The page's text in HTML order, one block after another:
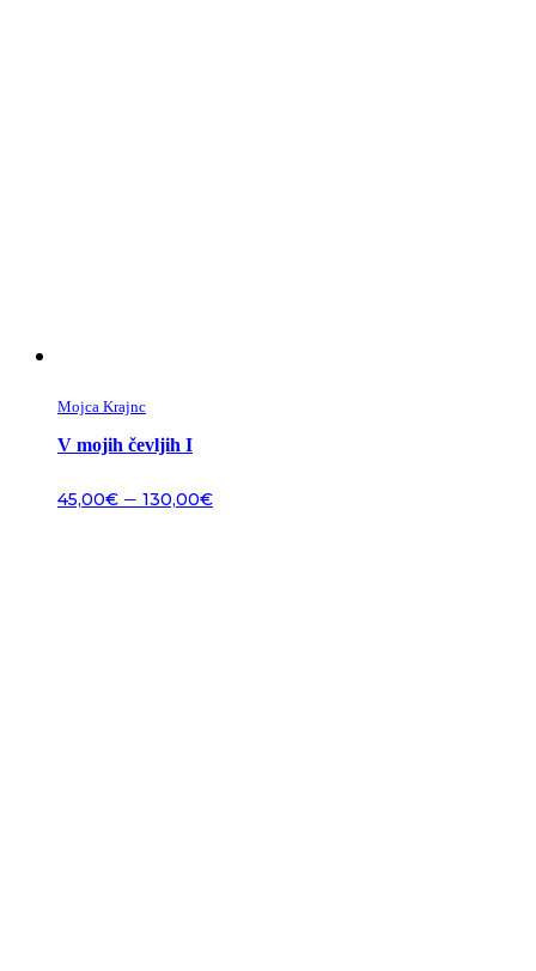
Mojca Krajnc
V mojih čevljih I
45,00€ – 130,00€